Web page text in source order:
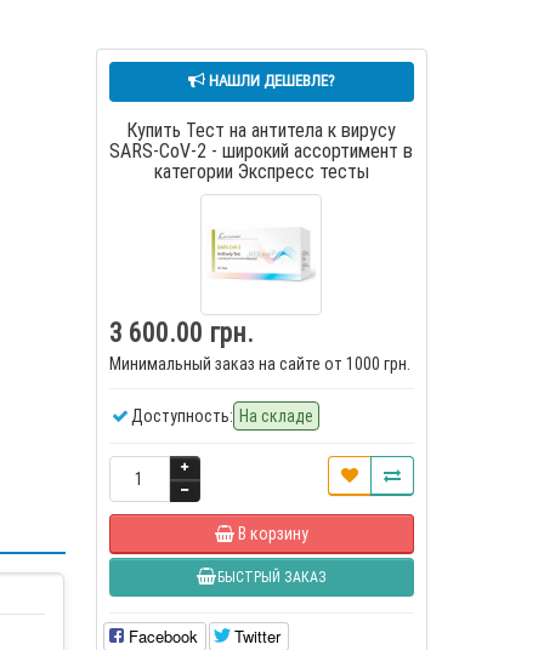
НАШЛИ ДЕШЕВЛЕ?
Купить Тест на антитела к вирусу
SARS-CoV-2 - широкий ассортимент в
категории Экспресс тесты
3 600.00 грн.
Минимальный заказ на сайте от 1000 грн.
Доступность: На складе
В корзину
БЫСТРЫЙ ЗАКАЗ
Facebook Twitter